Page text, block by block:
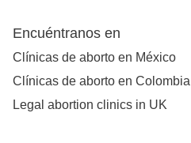
Encuéntranos en
Clínicas de aborto en México
Clínicas de aborto en Colombia
Legal abortion clinics in UK